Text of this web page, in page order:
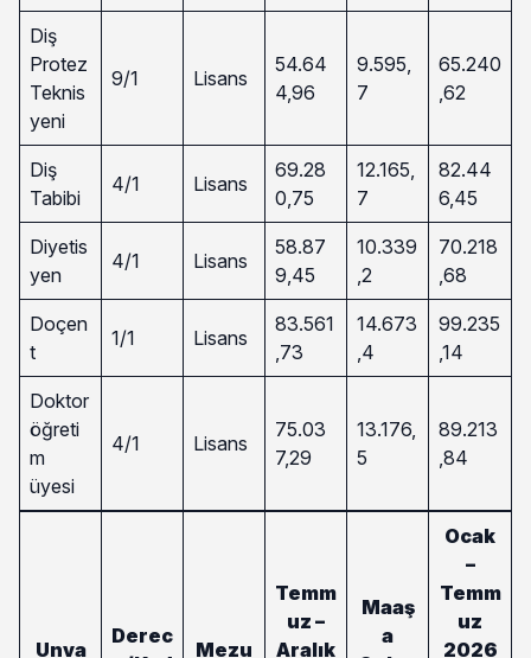
Diş
Protez
Teknis
yeni
9/1 Lisans
54.64
4,96
9.595,
7
65.240
,62
Diş
Tabibi
4/1 Lisans
69.28
0,75
12.165,
7
82.44
6,45
Diyetis
yen
4/1 Lisans
58.87
9,45
10.339
,2
70.218
,68
Doçen
t
1/1 Lisans
83.561
,73
14.673
,4
99.235
,14
Doktor
öğreti
m
üyesi
4/1 Lisans
75.03
7,29
13.176,
5
89.213
,84
Unva
Derec
Mezu
Temm
uz –
Aralık
Maaş
a
Ocak
–
Temm
uz
2026